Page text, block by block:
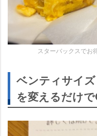
スターバックスでお
ベンティサイ
を変えるだけ